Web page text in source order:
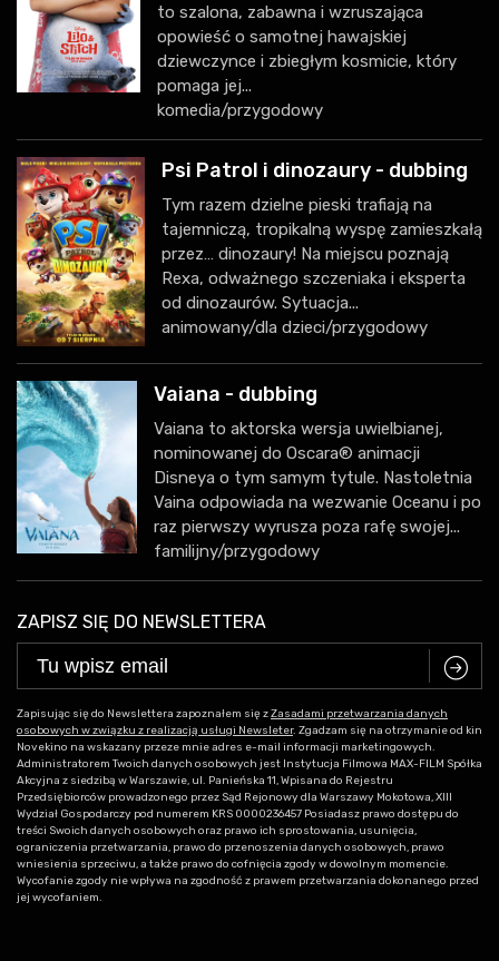
to szalona, zabawna i wzruszająca
opowieść o samotnej hawajskiej
dziewczynce i zbiegłym kosmicie, który
pomaga jej...
komedia/przygodowy
Psi Patrol i dinozaury - dubbing
Tym razem dzielne pieski trafiają na
tajemniczą, tropikalną wyspę zamieszkałą
przez… dinozaury! Na miejscu poznają
Rexa, odważnego szczeniaka i eksperta
od dinozaurów. Sytuacja...
animowany/dla dzieci/przygodowy
Vaiana - dubbing
Vaiana to aktorska wersja uwielbianej,
nominowanej do Oscara® animacji
Disneya o tym samym tytule. Nastoletnia
Vaina odpowiada na wezwanie Oceanu i po
raz pierwszy wyrusza poza rafę swojej...
familijny/przygodowy
ZAPISZ SIĘ DO NEWSLETTERA
C
Zapisując się do Newslettera zapoznałem się zZasadami przetwarzania danych
osobowych w związku z realizacją usługi Newsleter. Zgadzam się na otrzymanie od kin
Novekino na wskazany przeze mnie adres e-mail informacji marketingowych.
Administratorem Twoich danych osobowych jest Instytucja Filmowa MAX-FILM Spółka
Akcyjna z siedzibą w Warszawie, ul. Panieńska 11, Wpisana do Rejestru
Przedsiębiorców prowadzonego przez Sąd Rejonowy dla Warszawy Mokotowa, XIII
Wydział Gospodarczy pod numerem KRS 0000236457 Posiadasz prawo dostępu do
treści Swoich danych osobowych oraz prawo ich sprostowania, usunięcia,
ograniczenia przetwarzania, prawo do przenoszenia danych osobowych, prawo
wniesienia sprzeciwu, a także prawo do cofnięcia zgody w dowolnym momencie.
Wycofanie zgody nie wpływa na zgodność z prawem przetwarzania dokonanego przed
jej wycofaniem.